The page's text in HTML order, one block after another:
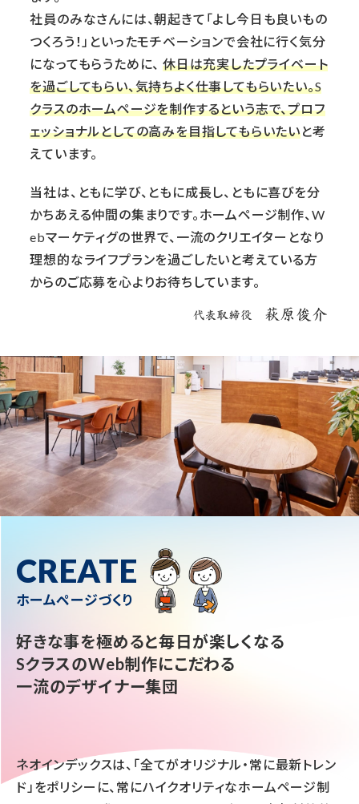
社員のみなさんには、朝起きて「よし今日も良いもの
つくろう！」といったモチベーションで会社に行く気分
になってもらうために、休日は充実したプライベート
を過ごしてもらい、気持ちよく仕事してもらいたい。S
クラスのホームページを制作するという志で、プロフ
ェッショナルとしての高みを目指してもらいたいと考
えています。
当社は、ともに学び、ともに成長し、ともに喜びを分
かちあえる仲間の集まりです。ホームページ制作、W
ebマーケティグの世界で、一流のクリエイターとなり
理想的なライフプランを過ごしたいと考えている方
からのご応募を心よりお待ちしています。
CREATE
ホームページづくり
好きな事を極めると毎日が楽しくなる
SクラスのWeb制作にこだわる
一流のデザイナー集団
ネオインデックスは、「全てがオリジナル・常に最新トレン
ド」をポリシーに、常にハイクオリティなホームページ制